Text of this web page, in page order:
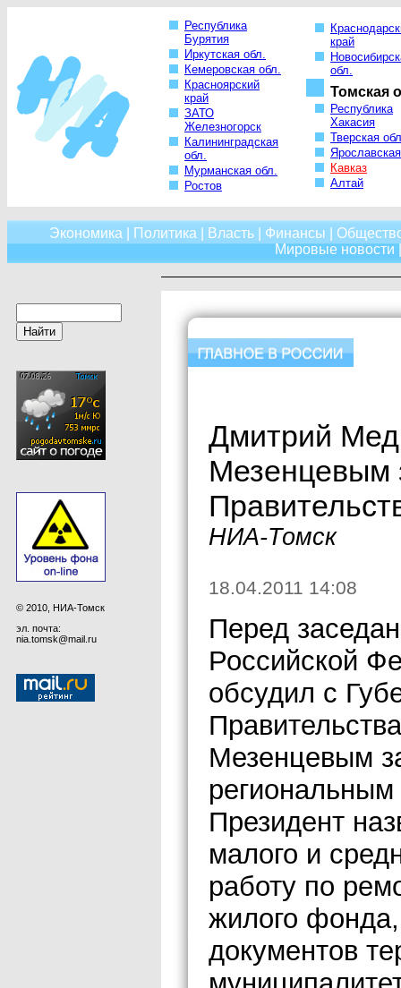
Республика
Бурятия
Иркутская обл.
Кемеровская обл.
Красноярский
край
ЗАТО
Железногорск
Калининградская
обл.
Мурманская обл.
Ростов
край
обл.
Томская
Республика
Хакасия
Тверская
Кавказ
Алтай
Экономика Политика Власть Финансы
Мировые новости
© 2010, НИА-Томск
эл. почта:
nia.tomsk@mail.ru
Дмитрий
Мезенцевым
НИА-Томск
18.04.2011 14:08
Перед
Российской
обсудил с
Мезенцевым
Президент
малого и
работу по
жилого фонда,
документов